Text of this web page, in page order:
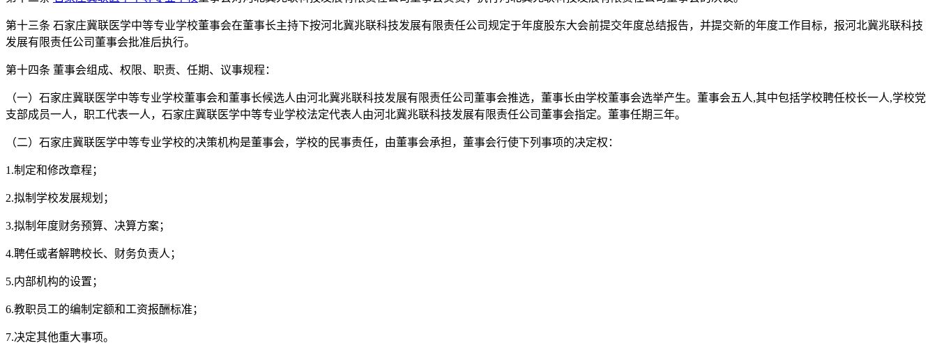
第十三条 石家庄冀联医学中等专业学校董事会在董事长主持下按河北冀兆联科技发展有限责任公司规定于年度股东大会前提交年度总结报告，并提交新的年度工作目标，报河北冀兆联科技
发展有限责任公司董事会批准后执行。
第十四条 董事会组成、权限、职责、任期、议事规程：
（一）石家庄冀联医学中等专业学校董事会和董事长候选人由河北冀兆联科技发展有限责任公司董事会推选，董事长由学校董事会选举产生。董事会五人,其中包括学校聘任校长一人,学校党
支部成员一人，职工代表一人，石家庄冀联医学中等专业学校法定代表人由河北冀兆联科技发展有限责任公司董事会指定。董事任期三年。
（二）石家庄冀联医学中等专业学校的决策机构是董事会，学校的民事责任，由董事会承担，董事会行使下列事项的决定权：
1.制定和修改章程；
2.拟制学校发展规划；
3.拟制年度财务预算、决算方案；
4.聘任或者解聘校长、财务负责人；
5.内部机构的设置；
6.教职员工的编制定额和工资报酬标准；
7.决定其他重大事项。